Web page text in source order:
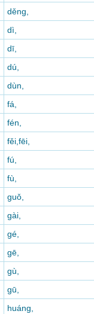
děng,
dì,
dī,
dú,
dùn,
fá,
fén,
fěi,fēi,
fú,
fù,
guǒ,
gài,
gé,
gē,
gù,
gū,
huáng,